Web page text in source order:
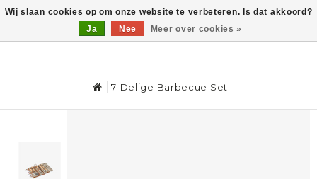
0
7-Delige Barbecue Set
Wij slaan cookies op om onze website te verbeteren. Is dat akkoord?
Ja
Nee Meer over cookies »